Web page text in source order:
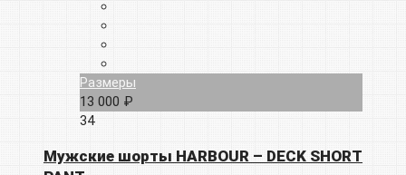
Размеры
13 000 ₽
34
Мужские шорты HARBOUR – DECK SHORT